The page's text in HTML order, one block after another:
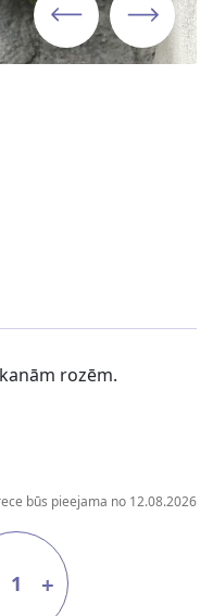
rozēm.
būs pieejama no 12.08.2026
1